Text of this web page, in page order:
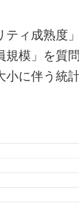
ティ成熟度
規模」を質
に伴う統